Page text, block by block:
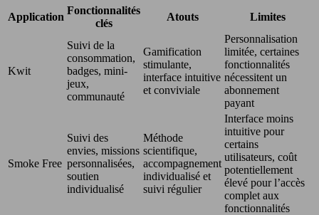
Application
Fonctionnalités
clés
Atouts Limites
Kwit
Suivi de la
consommation,
badges, mini-
jeux,
communauté
Gamification
stimulante,
interface intuitive
et conviviale
Personnalisation
limitée, certaines
fonctionnalités
nécessitent un
abonnement
payant
Smoke Free
Suivi des
envies, missions
personnalisées,
soutien
individualisé
Méthode
scientifique,
accompagnement
individualisé et
suivi régulier
Interface moins
intuitive pour
certains
utilisateurs, coût
potentiellement
élevé pour l’accès
complet aux
fonctionnalités